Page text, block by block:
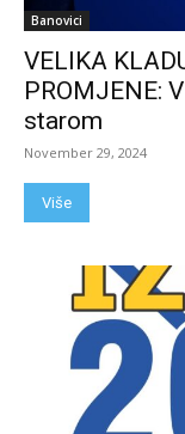
Banovici
VELIKA
PROMJENE:
starom
November 29, 2024
Više